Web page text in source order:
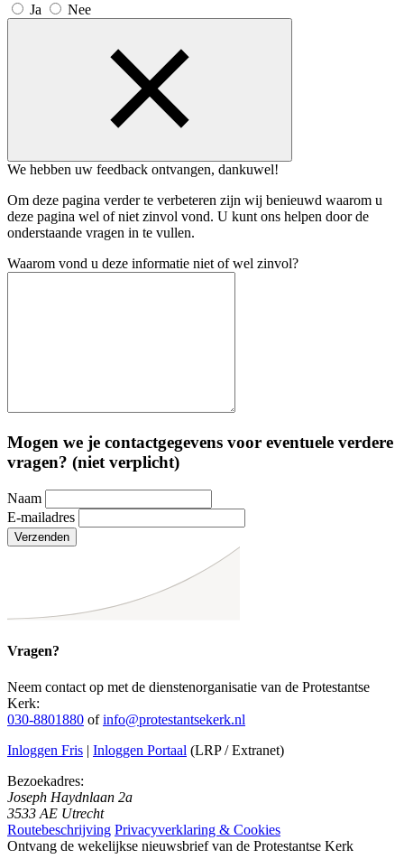
Ja
Nee
We hebben uw feedback ontvangen, dankuwel!
Om deze pagina verder te verbeteren zijn wij benieuwd waarom u
deze pagina wel of niet zinvol vond. U kunt ons helpen door de
onderstaande vragen in te vullen.
Waarom vond u deze informatie niet of wel zinvol?
Mogen we je contactgegevens voor eventuele verdere
vragen? (niet verplicht)
Naam
E-mailadres
Verzenden
Vragen?
Neem contact op met de dienstenorganisatie van de Protestantse
Kerk:
030-8801880 ofinfo@protestantsekerk.nl
Inloggen Fris | Inloggen Portaal (LRP / Extranet)
Bezoekadres:
Joseph Haydnlaan 2a
3533 AE Utrecht
Routebeschrijving Privacyverklaring & Cookies
Ontvang de wekelijkse nieuwsbrief van de Protestantse Kerk